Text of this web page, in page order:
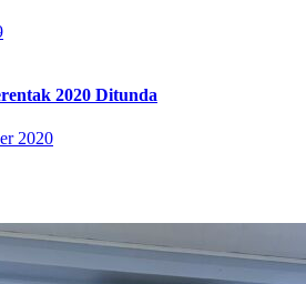
2020 Ditunda
2020